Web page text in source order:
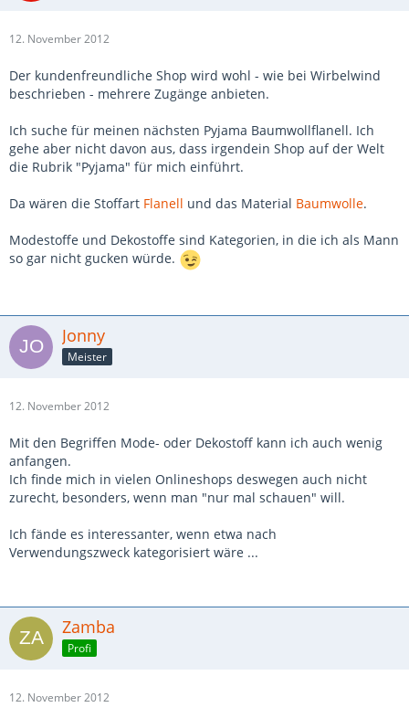
12. November 2012
Der kundenfreundliche Shop wird wohl - wie bei Wirbelwind
beschrieben - mehrere Zugänge anbieten.
Ich suche für meinen nächsten Pyjama Baumwollflanell. Ich
gehe aber nicht davon aus, dass irgendein Shop auf der Welt
die Rubrik "Pyjama" für mich einführt.
Da wären die Stoffart Flanell und das Material Baumwolle.
Modestoffe und Dekostoffe sind Kategorien, in die ich als Mann
so gar nicht gucken würde.
Jonny
Meister
12. November 2012
Mit den Begriffen Mode- oder Dekostoff kann ich auch wenig
anfangen.
Ich finde mich in vielen Onlineshops deswegen auch nicht
zurecht, besonders, wenn man "nur mal schauen" will.
Ich fände es interessanter, wenn etwa nach
Verwendungszweck kategorisiert wäre ...
Zamba
Profi
12. November 2012